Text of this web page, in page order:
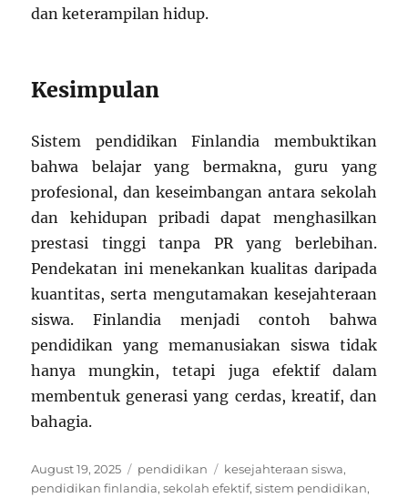
dan keterampilan hidup.
Kesimpulan
Sistem pendidikan Finlandia membuktikan
bahwa belajar yang bermakna, guru yang
profesional, dan keseimbangan antara sekolah
dan kehidupan pribadi dapat menghasilkan
prestasi tinggi tanpa PR yang berlebihan.
Pendekatan ini menekankan kualitas daripada
kuantitas, serta mengutamakan kesejahteraan
siswa. Finlandia menjadi contoh bahwa
pendidikan yang memanusiakan siswa tidak
hanya mungkin, tetapi juga efektif dalam
membentuk generasi yang cerdas, kreatif, dan
bahagia.
Posted
on
August 19, 2025 Categories
pendidikan Tags
kesejahteraan siswa,
pendidikan finlandia,sekolah efektif,sistem pendidikan,